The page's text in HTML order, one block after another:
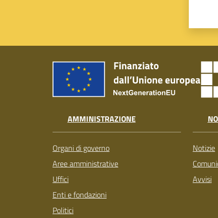
AMMINISTRAZIONE
Organi di governo
Aree amministrative
Uffici
Enti e fondazioni
Politici
Notizie
Avvisi